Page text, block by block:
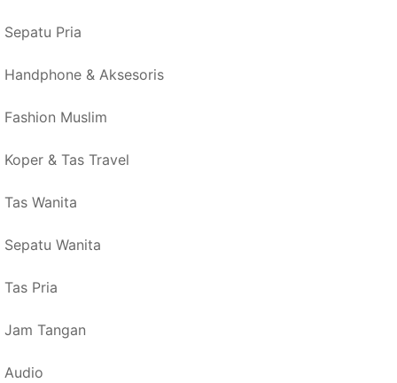
Sepatu Pria
Handphone & Aksesoris
Fashion Muslim
Koper & Tas Travel
Tas Wanita
Sepatu Wanita
Tas Pria
Jam Tangan
Audio